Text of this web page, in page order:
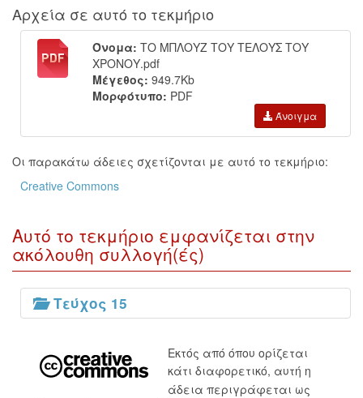
Αρχεία σε αυτό το τεκμήριο
Όνομα: ΤΟ ΜΠΛΟΥΖ ΤΟΥ ΤΕΛΟΥΣ ΤΟΥ
ΧΡΟΝΟΥ.pdf
Μέγεθος: 949.7Kb
Μορφότυπο: PDF
Άνοιγμα
Οι παρακάτω άδειες σχετίζονται με αυτό το τεκμήριο:
Creative Commons
Αυτό το τεκμήριο εμφανίζεται στην
ακόλουθη συλλογή(ές)
Τεύχος 15
Εκτός από όπου ορίζεται
κάτι διαφορετικό, αυτή η
άδεια περιγράφεται ως